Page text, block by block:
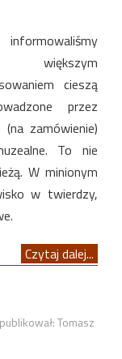
większym
cieszą
przez
(na zamówienie)
To nie
W minionym
w twierdzy,
Czytaj dalej...
Tomasz